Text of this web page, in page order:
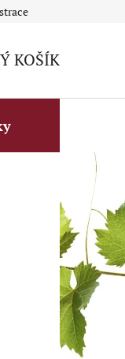
KOŠÍK